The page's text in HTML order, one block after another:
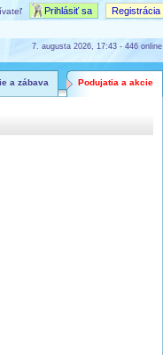
Prihlásiť sa Registrácia
7. augusta 2026, 17:43 - 446 online
Podujatia a akcie
a zábava